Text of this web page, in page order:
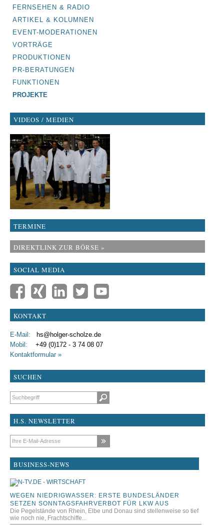
ÜBERSPRINGEN
FERNSEHEN & RADIO
ARTIKEL & KOLUMNEN
EVENT-MODERATIONEN
VORTRÄGE
PRODUKTIONEN
PR-BERATUNGEN
FUNKTIONEN
PROJEKTE
VIDEOS / MEDIEN
TERMINE
DIREKTLINK ZUR BÖRSE »
SOCIAL MEDIA
KONTAKT
E-Mail:
hs@holger-scholze.de
Mobil: +49 (0)172 - 3 74 08 07
Kontaktformular »
SUCHEN
Suchbegriffe
H.S. NEWSLETTER
E-Mail-Adresse
BUSINESS-NEWS
WEGEN NIEDRIGWASSER: ERSTE BUNDESLÄNDER
SETZEN SONNTAGSFAHRVERBOT FÜR LKW AUS
Die Pegelstände von Rhein, Elbe und Donau sind stellenweise so tief
wie noch nie, Frachtschiffe...